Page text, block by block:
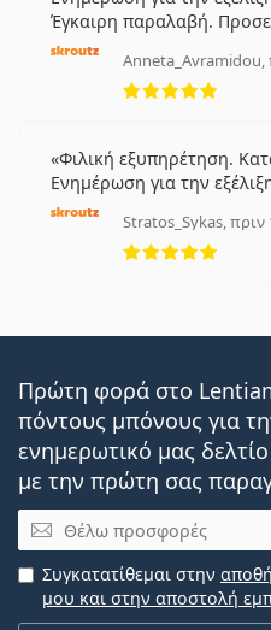
Έγκαιρη παραλαβή.
Anneta_Avramidou,
5
Φιλική εξυπηρέτηση.
Ενημέρωση για την
Stratos_Sykas, πριν
5
Πρώτη φορά στο
πόντους μπόνους για
ενημερωτικό μας
με την πρώτη σας
Email
Συγκατατίθεμαι στην
μου και στην αποστολή